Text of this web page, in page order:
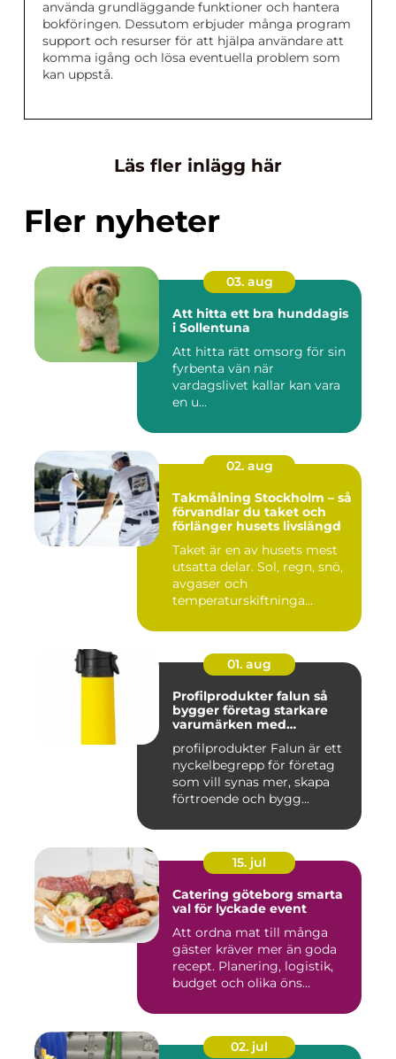
använda grundläggande funktioner och hantera
bokföringen. Dessutom erbjuder många program
support och resurser för att hjälpa användare att
komma igång och lösa eventuella problem som
kan uppstå.
Läs fler inlägg här
Fler nyheter
03. aug
Att hitta ett bra hunddagis
i Sollentuna
Att hitta rätt omsorg för sin
fyrbenta vän när
vardagslivet kallar kan vara
en u...
02. aug
Takmålning Stockholm – så
förvandlar du taket och
förlänger husets livslängd
Taket är en av husets mest
utsatta delar. Sol, regn, snö,
avgaser och
temperaturskiftninga...
01. aug
Profilprodukter falun så
bygger företag starkare
varumärken med
profilprodukter Falun är ett
nyckelbegrepp för företag
som vill synas mer, skapa
förtroende och bygg...
15. jul
Catering göteborg smarta
val för lyckade event
Att ordna mat till många
gäster kräver mer än goda
recept. Planering, logistik,
budget och olika öns...
02. jul